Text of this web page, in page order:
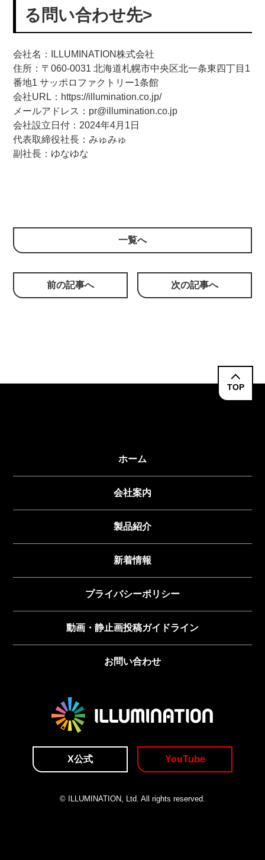
る問い合わせ先>
会社名：ILLUMINATION株式会社
住所：〒060-0031 北海道札幌市中央区北一条東四丁目1
番地1 サッポロファクトリー1条館
会社URL：https://illumination.co.jp/
メールアドレス：pr@illumination.co.jp
会社設立日付：2024年4月1日
代表取締役社長：みゅみゅ
副社長：ゆなゆな
前の記事へ
一覧へ
次の記事へ
TOP
ホーム
会社案内
製品紹介
新着情報
プライバシーポリシー
動画・静止画投稿ガイドライン
お問い合わせ
X公式 YouTube
© ILLUMINATION, Ltd. All rights reserved.